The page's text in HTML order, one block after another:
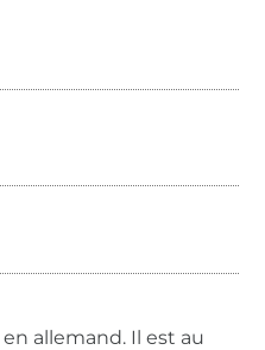
allemand. Il est au